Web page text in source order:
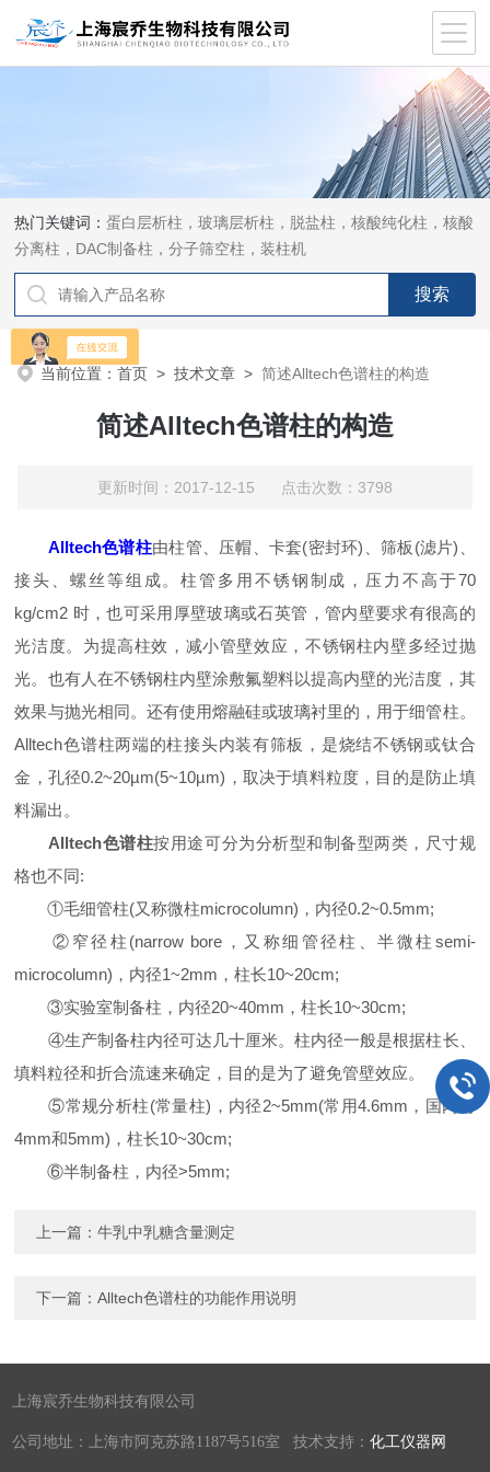
热门关键词：蛋白层析柱，玻璃层析柱，脱盐柱，核酸纯化柱，核酸
分离柱，DAC制备柱，分子筛空柱，装柱机
当前位置：首页 >技术文章 >简述Alltech色谱柱的构造
简述Alltech色谱柱的构造
更新时间：2017-12-15 点击次数：3798
Alltech色谱柱由柱管、压帽、卡套(密封环)、筛板(滤片)、
接头、螺丝等组成。柱管多用不锈钢制成，压力不高于70
kg/cm2 时，也可采用厚壁玻璃或石英管，管内壁要求有很高的
光洁度。为提高柱效，减小管壁效应，不锈钢柱内壁多经过抛
光。也有人在不锈钢柱内壁涂敷氟塑料以提高内壁的光洁度，其
效果与抛光相同。还有使用熔融硅或玻璃衬里的，用于细管柱。
Alltech色谱柱两端的柱接头内装有筛板，是烧结不锈钢或钛合
金，孔径0.2~20µm(5~10µm)，取决于填料粒度，目的是防止填
料漏出。
Alltech色谱柱按用途可分为分析型和制备型两类，尺寸规
格也不同:
①毛细管柱(又称微柱microcolumn)，内径0.2~0.5mm;
②窄径柱(narrow bore，又称细管径柱、半微柱semi-
microcolumn)，内径1~2mm，柱长10~20cm;
③实验室制备柱，内径20~40mm，柱长10~30cm;
④生产制备柱内径可达几十厘米。柱内径一般是根据柱长、
填料粒径和折合流速来确定，目的是为了避免管壁效应。
⑤常规分析柱(常量柱)，内径2~5mm(常用4.6mm，国内有
4mm和5mm)，柱长10~30cm;
⑥半制备柱，内径>5mm;
上一篇：牛乳中乳糖含量测定
下一篇：Alltech色谱柱的功能作用说明
上海宸乔生物科技有限公司
公司地址：上海市阿克苏路1187号516室 技术支持：化工仪器网